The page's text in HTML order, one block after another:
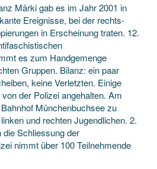
Märki gab es im Jahr 2001 in
Ereignisse, bei der rechts-
in Erscheinung traten. 12.
es zum Handgemenge
Gruppen. Bilanz: ein paar
keine Verletzten. Einige
der Polizei angehalten. Am
Münchenbuchsee zu
und rechten Jugendlichen. 2.
Schliessung der
nimmt über 100 Teilnehmende